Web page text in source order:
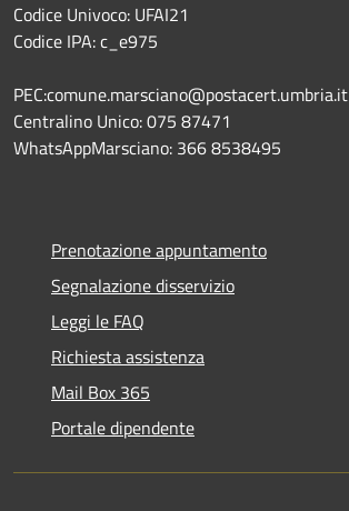
Codice Univoco: UFAI21
Codice IPA: c_e975
PEC:comune.marsciano@postacert.umbria.it
Centralino Unico: 075 87471
WhatsAppMarsciano: 366 8538495
Prenotazione appuntamento
Segnalazione disservizio
Leggi le FAQ
Richiesta assistenza
Mail Box 365
Portale dipendente